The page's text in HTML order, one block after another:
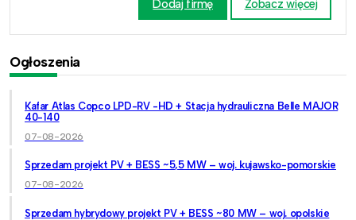
Dodaj firmę Zobacz więcej
Ogłoszenia
Kafar Atlas Copco LPD-RV -HD + Stacja hydrauliczna Belle MAJOR
40-140
07-08-2026
Sprzedam projekt PV + BESS ~5,5 MW – woj. kujawsko-pomorskie
07-08-2026
Sprzedam hybrydowy projekt PV + BESS ~80 MW – woj. opolskie